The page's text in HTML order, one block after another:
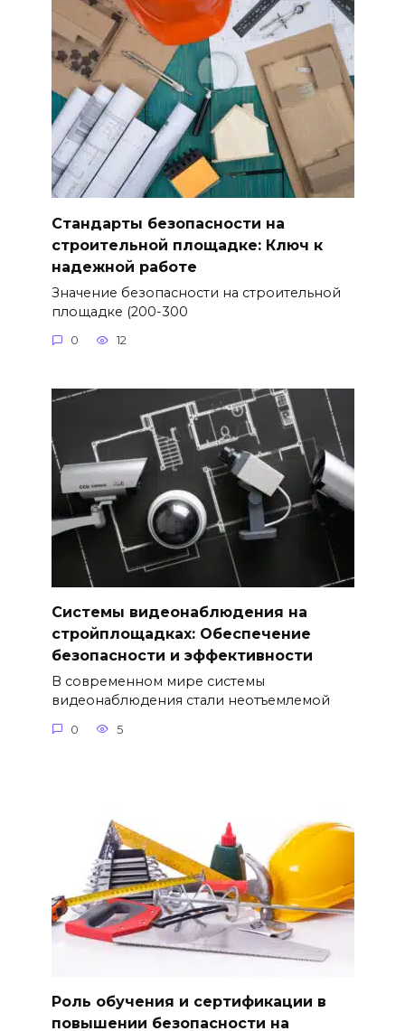
Стандарты безопасности на
строительной площадке: Ключ к
надежной работе
Значение безопасности на строительной
площадке (200-300
0 12
Системы видеонаблюдения на
стройплощадках: Обеспечение
безопасности и эффективности
В современном мире системы
видеонаблюдения стали неотъемлемой
0 5
Роль обучения и сертификации в
повышении безопасности на